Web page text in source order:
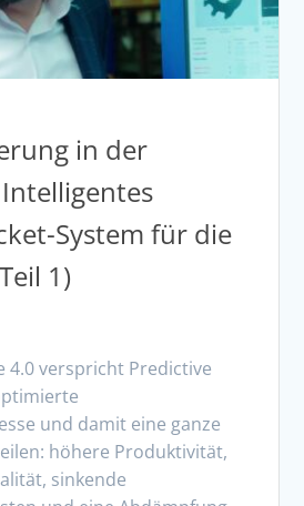
in der
System für die
1)
4.0 verspricht Predictive
und damit eine ganze
höhere Produktivität,
sinkende